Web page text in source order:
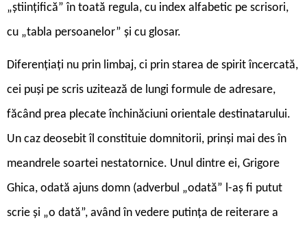
„științifică” în toată regula, cu index alfabetic pe scrisori,
cu „tabla persoanelor” și cu glosar.
Diferențiați nu prin limbaj, ci prin starea de spirit încercată,
cei puși pe scris uzitează de lungi formule de adresare,
făcând prea plecate închinăciuni orientale destinatarului.
Un caz deosebit îl constituie domnitorii, prinși mai des în
meandrele soartei nestatornice. Unul dintre ei, Grigore
Ghica, odată ajuns domn (adverbul „odată” l-aș fi putut
scrie și „o dată”, având în vedere putința de reiterare a